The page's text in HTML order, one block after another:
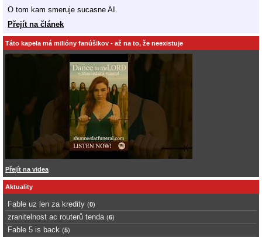
O tom kam smeruje sucasne AI.
Přejít na článek
Táto kapela má milióny fanúšikov - až na to, že neexistuje
Přejít na videa
Aktuality
Fable uz len za kredity (0)
zranitelnost ac routerů tenda (6)
Fable 5 is back (5)